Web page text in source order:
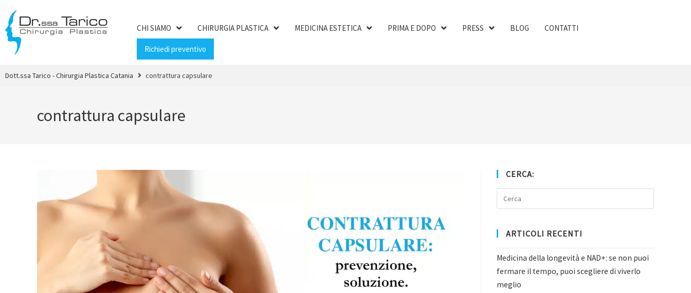
CHI SIAMO CHIRURGIA PLASTICA MEDICINA ESTETICA PRIMA E DOPO PRESS BLOG CONTATTI
Richiedi preventivo
Dott.ssa Tarico - Chirurgia Plastica Catania contrattura capsulare
contrattura capsulare
CERCA:
ARTICOLI RECENTI
Medicina della longevità e NAD+: se non puoi
fermare il tempo, puoi scegliere di viverlo
meglio